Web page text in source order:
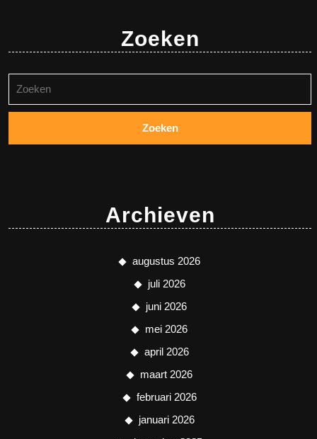
Zoeken
naar:
Archieven
augustus 2026
juli 2026
juni 2026
mei 2026
april 2026
maart 2026
februari 2026
januari 2026